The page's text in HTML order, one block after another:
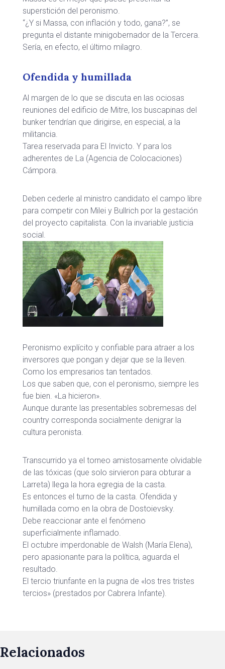
superstición del peronismo.
“¿Y si Massa, con inflación y todo, gana?”, se
pregunta el distante minigobernador de la Tercera.
Sería, en efecto, el último milagro.
Ofendida y humillada
Al margen de lo que se discuta en las ociosas
reuniones del edificio de Mitre, los buscapinas del
bunker tendrían que dirigirse, en especial, a la
militancia.
Tarea reservada para El Invicto. Y para los
adherentes de La (Agencia de Colocaciones)
Cámpora.
Deben cederle al ministro candidato el campo libre
para competir con Milei y Bullrich por la gestación
del proyecto capitalista. Con la invariable justicia
social.
Peronismo explícito y confiable para atraer a los
inversores que pongan y dejar que se la lleven.
Como los empresarios tan tentados.
Los que saben que, con el peronismo, siempre les
fue bien. «La hicieron».
Aunque durante las presentables sobremesas del
country corresponda socialmente denigrar la
cultura peronista.
Transcurrido ya el torneo amistosamente olvidable
de las tóxicas (que solo sirvieron para obturar a
Larreta) llega la hora egregia de la casta.
Es entonces el turno de la casta. Ofendida y
humillada como en la obra de Dostoievsky.
Debe reaccionar ante el fenómeno
superficialmente inflamado.
El octubre imperdonable de Walsh (María Elena),
pero apasionante para la política, aguarda el
resultado.
El tercio triunfante en la pugna de «los tres tristes
tercios» (prestados por Cabrera Infante).
Relacionados